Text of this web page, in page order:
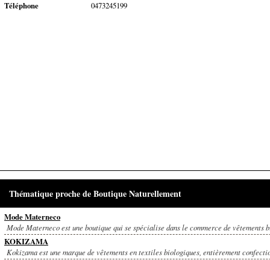
Téléphone
0473245199
Thématique proche de Boutique Naturellement
Mode Materneco
Mode Materneco est une boutique qui se spécialise dans le commerce de vêtements
KOKIZAMA
Kokizama est une marque de vêtements en textiles biologiques, entièrement